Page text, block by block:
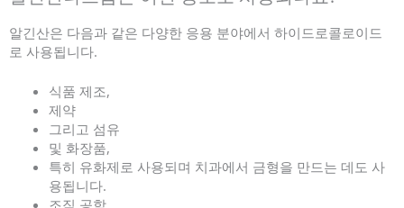
알긴산은 다음과 같은 다양한 응용 분야에서 하이드로콜로이드
로 사용됩니다.
식품 제조,
제약
그리고 섬유
및 화장품,
특히 유화제로 사용되며 치과에서 금형을 만드는 데도 사
용됩니다.